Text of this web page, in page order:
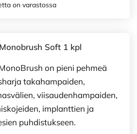
on varastossa
Soft 1 kpl
on pieni pehmeä
takahampaiden,
viisaudenhampaiden,
implanttien ja
puhdistukseen.